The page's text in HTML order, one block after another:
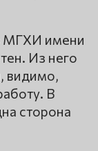
МГХИ имени
Из него
видимо,
В
сторона